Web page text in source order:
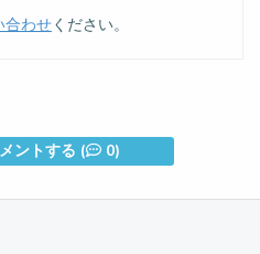
合わせください。
ントする ( 0)